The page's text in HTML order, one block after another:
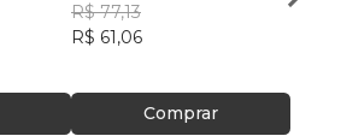
R$ 77,13
R$ 61,06
Comprar
R$